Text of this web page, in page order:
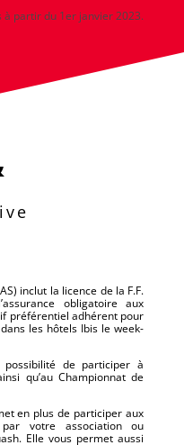
à partir du 1er janvier 2023.
inclut la licence de la F.F.
obligatoire aux
préférentiel adhérent pour
les hôtels Ibis le week-
de participer à
qu’au Championnat de
en plus de participer aux
par votre association ou
Elle vous permet aussi